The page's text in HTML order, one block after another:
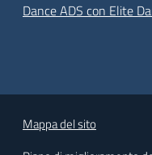
Dance ADS con Elite
Mappa del sito